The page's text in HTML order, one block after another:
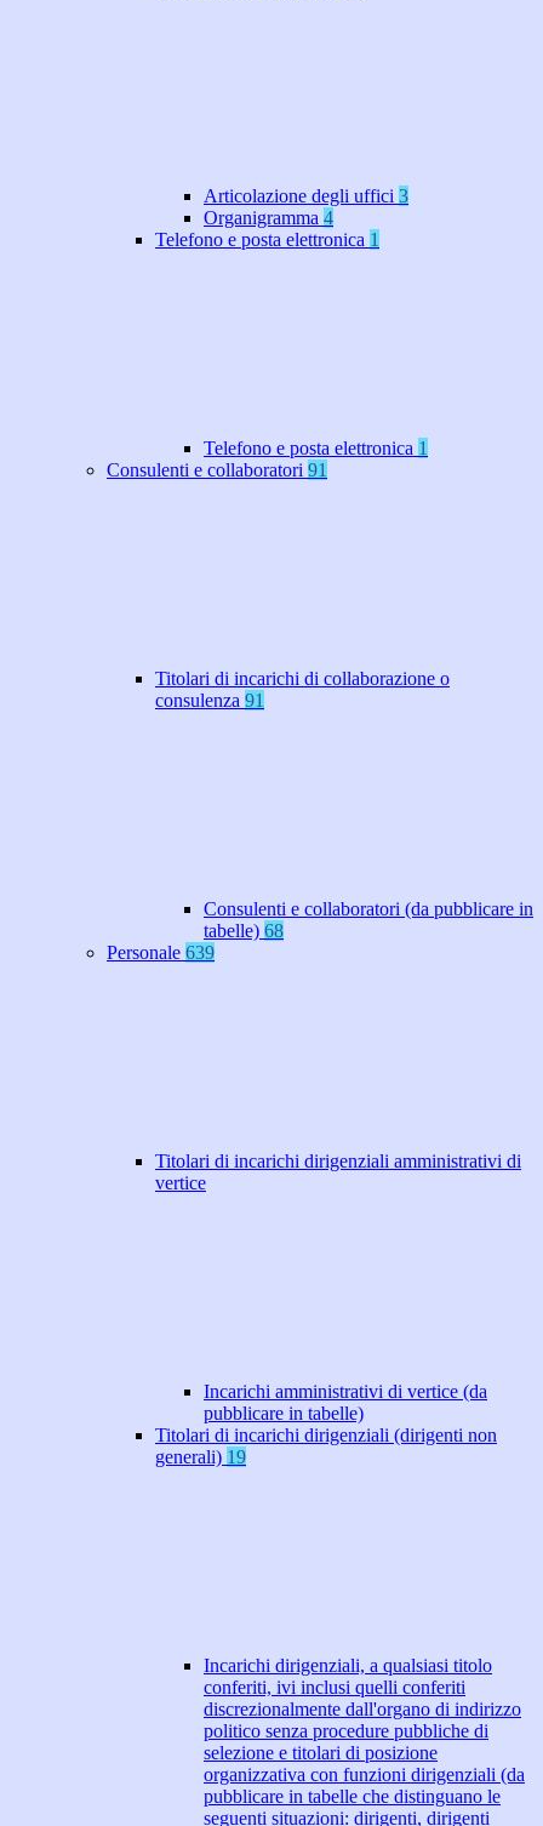
Articolazione degli uffici 3
Organigramma 4
Telefono e posta elettronica 1
Telefono e posta elettronica 1
Consulenti e collaboratori 91
Titolari di incarichi di collaborazione o
consulenza 91
Consulenti e collaboratori (da pubblicare in
tabelle) 68
Personale 639
Titolari di incarichi dirigenziali amministrativi di
vertice
Incarichi amministrativi di vertice (da
pubblicare in tabelle)
Titolari di incarichi dirigenziali (dirigenti non
generali) 19
Incarichi dirigenziali, a qualsiasi titolo
conferiti, ivi inclusi quelli conferiti
discrezionalmente dall'organo di indirizzo
politico senza procedure pubbliche di
selezione e titolari di posizione
organizzativa con funzioni dirigenziali (da
pubblicare in tabelle che distinguano le
seguenti situazioni: dirigenti, dirigenti